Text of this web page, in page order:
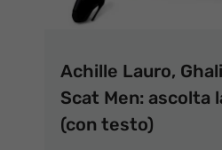
Achille Lauro,
Scat Men: ascolta
(con testo)